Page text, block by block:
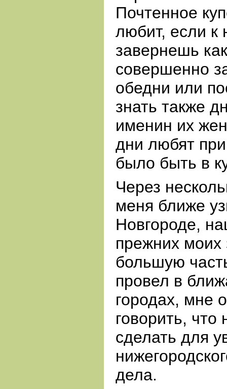
Почтенное
любит, если к
завернешь
совершенно
обедни или
знать также
именин их
дни любят
было быть в
Через
меня ближе
Новгороде,
прежних моих
большую
провел в
городах, мне
говорить,
сделать для
дела.